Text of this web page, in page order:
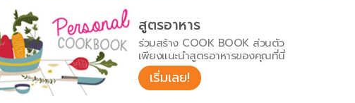
สูตรอาหาร
ร่วมสร้าง COOK BOOK ส่วนตัว
เพียงแนะนำสูตรอาหารของคุณที่นี่
เริ่มเลย!